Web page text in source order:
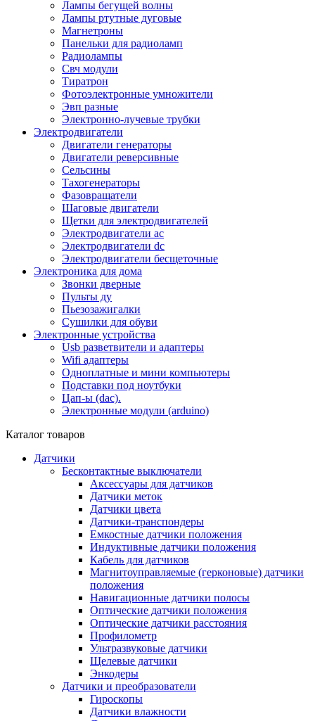
Лампы бегущей волны
Лампы ртутные дуговые
Магнетроны
Панельки для радиоламп
Радиолампы
Свч модули
Тиратрон
Фотоэлектронные умножители
Эвп разные
Электронно-лучевые трубки
Электродвигатели
Двигатели генераторы
Двигатели реверсивные
Сельсины
Тахогенераторы
Фазовращатели
Шаговые двигатели
Щетки для электродвигателей
Электродвигатели ac
Электродвигатели dc
Электродвигатели бесщеточные
Электроника для дома
Звонки дверные
Пульты ду
Пьезозажигалки
Сушилки для обуви
Электронные устройства
Usb разветвители и адаптеры
Wifi адаптеры
Одноплатные и мини компьютеры
Подставки под ноутбуки
Цап-ы (dac).
Электронные модули (arduino)
Каталог товаров
Датчики
Бесконтактные выключатели
Аксессуары для датчиков
Датчики меток
Датчики цвета
Датчики-транспондеры
Емкостные датчики положения
Индуктивные датчики положения
Кабель для датчиков
Магнитоуправляемые (герконовые) датчики
положения
Навигационные датчики полосы
Оптические датчики положения
Оптические датчики расстояния
Профилометр
Ультразвуковые датчики
Щелевые датчики
Энкодеры
Датчики и преобразователи
Гироскопы
Датчики влажности